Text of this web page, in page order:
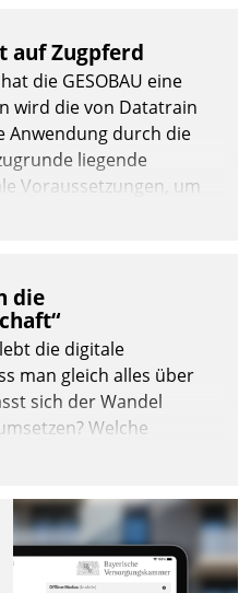
auf Zugpferd
die GESOBAU eine
wird die von Datatrain
Anwendung durch die
liegende
Voraussetzungen, um
erweitern und weitere
die
die digitale
man gleich alles über
sich der Wandel
Welche